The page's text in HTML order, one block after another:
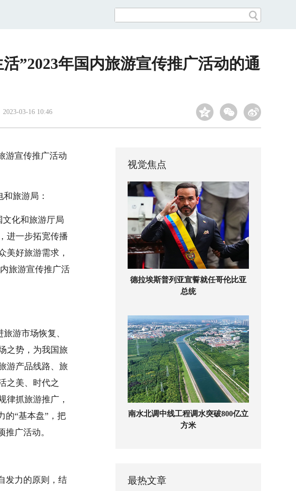
”2023年国内旅游宣传推广活动的通
2023-03-16 10:46
游宣传推广活动
旅游局：
文化和旅游厅局
进一步拓宽传播
美好旅游需求，
旅游宣传推广活
游市场恢复、
之势，为我国旅
游产品线路、旅
之美、时代之
律抓旅游推广，
的“基本盘”，把
广活动。
发力的原则，结
视觉焦点
德拉埃斯普列亚宣誓就任哥伦比亚
总统
南水北调中线工程调水突破800亿立
方米
最热文章